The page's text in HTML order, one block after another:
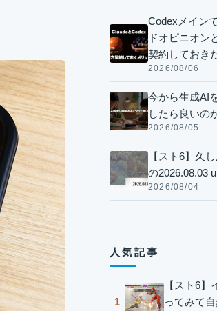
Codexメイン
ドオピニオン
契約しておき
2026/08/06
今から生成AI
したら良いの
2026/08/05
【スト6】久
の2026.08.03
2026/08/04
人気記事
1
【スト6】
ってみて